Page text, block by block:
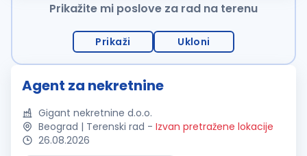
Prikažite mi poslove za rad na terenu
Prikaži Ukloni
Agent za nekretnine
Gigant nekretnine d.o.o.
Beograd | Terenski rad - Izvan pretražene lokacije
26.08.2026